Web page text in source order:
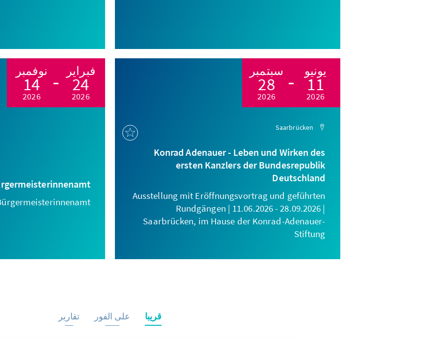
يونيو
11
2026
سبتمبر
28
2026
Saarbrücken
Konrad Adenauer - Leben und Wirken des
ersten Kanzlers der Bundesrepublik
Deutschland
Ausstellung mit Eröffnungsvortrag und geführten
Rundgängen | 11.06.2026 - 28.09.2026 |
Saarbrücken, im Hause der Konrad-Adenauer-
Stiftung
فبراير
24
2026
نوفمبر
14
2026
قريبا على الفور تقارير